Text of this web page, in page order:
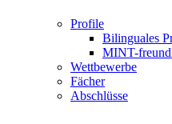
Profile
Bilinguales
MINT-
Wettbewerbe
Fächer
Abschlüsse